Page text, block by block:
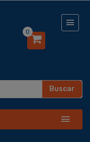
0
Buscar